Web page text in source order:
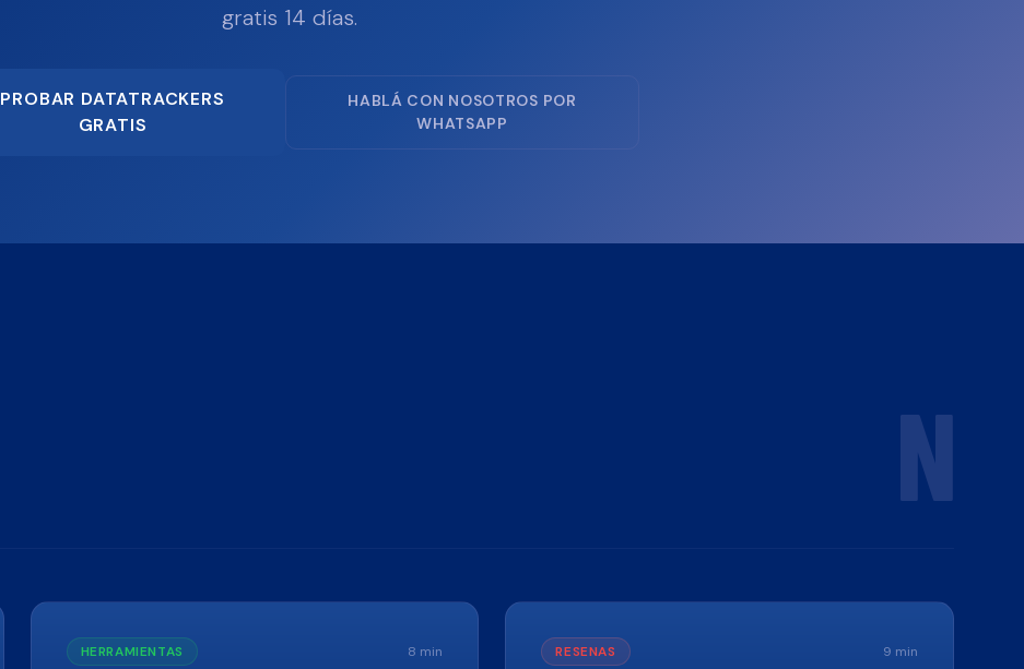
gratis 14 días.
PROBAR DATATRACKERS
GRATIS
HABLÁ CON NOSOTROS POR
WHATSAPP
N
HERRAMIENTAS 8 min RESENAS 9 min